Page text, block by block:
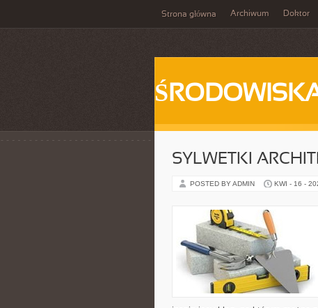
Strona główna Archiwum Doktor
SYLWETKI
POSTED BY ADMIN KWI - 16 -